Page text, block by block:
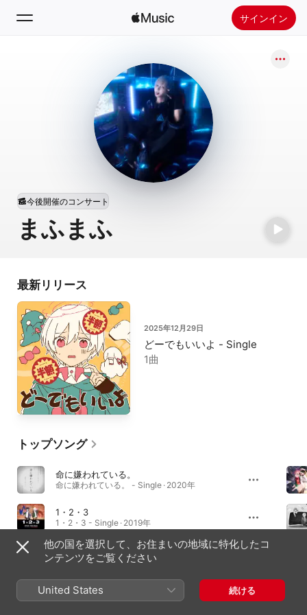
サインイン
新着おすすめ
Apple Musicをインストール
まふまふ
今後開催のコンサート
最新リリース
2025年12月29日
どーでもいいよ - Single
1曲
トップソング
命に嫌われている。
命に嫌われている。 - Single · 2020年
1・2・3
1・2・3 - Single · 2019年
今はいいんだよ。
今はいいんだよ。 - Single · 2025年
他の国を選択して、お住まいの地域に特化したコ
ンテンツをご覧ください
United States 続ける